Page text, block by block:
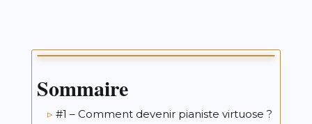
Sommaire
#1 – Comment devenir pianiste virtuose ?